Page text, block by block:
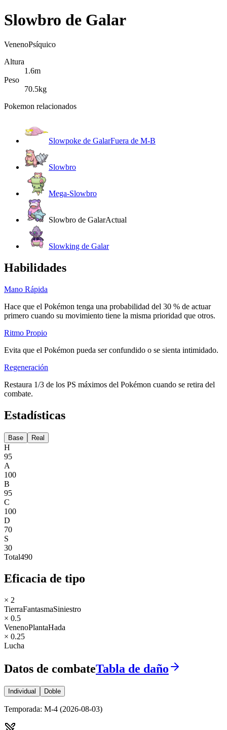
Slowbro de Galar
VenenoPsíquico
Altura
1.6m
Peso
70.5kg
Pokemon relacionados
Slowpoke de GalarFuera de M-B
Slowbro
Mega-Slowbro
Slowbro de GalarActual
Slowking de Galar
Habilidades
Mano Rápida
Hace que el Pokémon tenga una probabilidad del 30 % de actuar
primero cuando su movimiento tiene la misma prioridad que otros.
Ritmo Propio
Evita que el Pokémon pueda ser confundido o se sienta intimidado.
Regeneración
Restaura 1/3 de los PS máximos del Pokémon cuando se retira del
combate.
Estadísticas
Base Real
H
95
A
100
B
95
C
100
D
70
S
30
Total490
Eficacia de tipo
× 2
TierraFantasmaSiniestro
× 0.5
VenenoPlantaHada
× 0.25
Lucha
Datos de combateTabla de daño
Individual Doble
Temporada: M-4 (2026-08-03)